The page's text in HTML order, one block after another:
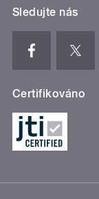
Sledujte nás
Certifikováno